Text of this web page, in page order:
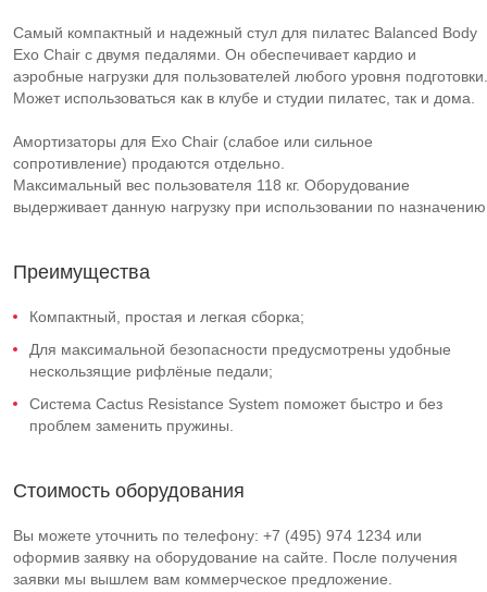
Самый компактный и надежный стул для пилатес Balanced Body
Exo Chair с двумя педалями. Он обеспечивает кардио и
аэробные нагрузки для пользователей любого уровня подготовки.
Может использоваться как в клубе и студии пилатес, так и дома.
Амортизаторы для Exo Chair (слабое или сильное
сопротивление) продаются отдельно.
Максимальный вес пользователя 118 кг. Оборудование
выдерживает данную нагрузку при использовании по
Преимущества
Компактный, простая и легкая сборка;
Для максимальной безопасности предусмотрены удобные
нескользящие рифлёные педали;
Система Cactus Resistance System поможет быстро и без
проблем заменить пружины.
Стоимость оборудования
Вы можете уточнить по телефону: +7 (495) 974 1234 или
оформив заявку на оборудование на сайте. После получения
заявки мы вышлем вам коммерческое предложение.